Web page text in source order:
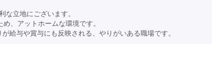
な立地にございます。
、アットホームな環境です。
給与や賞与にも反映される、やりがいある職場です。